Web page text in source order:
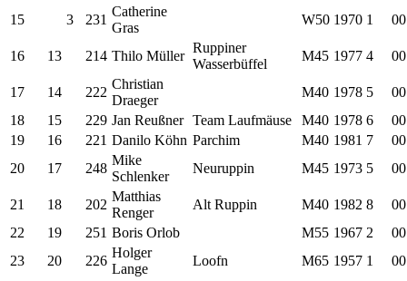
15 3 231
Catherine
Gras
W50 1970 1
16 13 214 Thilo Müller
Ruppiner
Wasserbüffel
M45 1977 4
17 14 222
Christian
Draeger
M40 1978 5
18
15 229 Jan Reußner Team Laufmäuse M40 1978 6
19
16 221 Danilo Köhn Parchim M40 1981 7
20
17 248
Mike
Schlenker
Neuruppin M45 1973 5
21 18 202
Matthias
Renger
Alt Ruppin M40 1982 8
22
19 251 Boris Orlob M55 1967 2
23
20 226
Holger
Lange
Loofn M65 1957 1